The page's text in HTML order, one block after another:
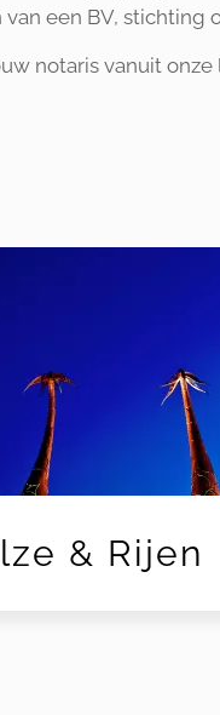
een BV, stichting
notaris vanuit
& Rijen